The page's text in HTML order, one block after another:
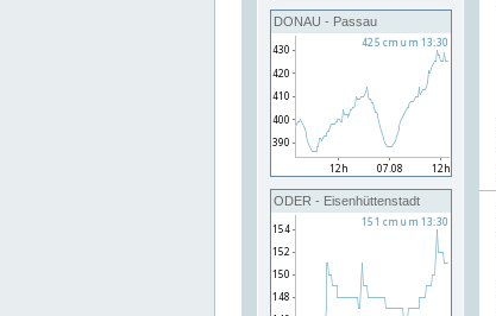
DONAU - Passau
ODER - Eisenhüttenstadt